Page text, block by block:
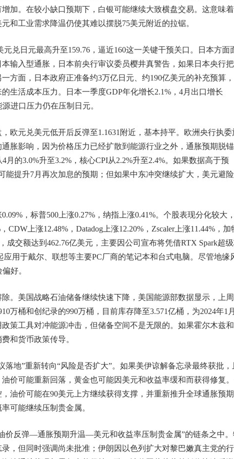
加。在较小缺口预期下，白银可能继续大致横盘交易。这意味
和工业需求降温仍使其难以摆脱75美元附近的拉锯。
兑日元最高升至159.76，逼近160这一关键干预关口。日本方面
输入型通胀，日本前央行审议委员樱井真警告，如果日本央行把
方面，日本政府正准备约3万亿日元、约190亿美元的补充预算，
生活成本压力。日本一季度GDP年化增长2.1%，4月出口增长
进口压力仍在压制日元。
欧元兑美元低开后反弹至1.1631附近，基本持平。欧洲央行执委
胀影响，因为价格压力已经扩散到能源行业之外，通胀预期脱
的3.0%升至3.2%，核心CPI从2.2%升至2.4%。如果数据高于预
能提升7月再次加息的预期；但如果中东冲突继续扩大，美元避
，标普500上涨0.27%，纳指上涨0.41%。个股表现分化较大，
CDW上涨12.48%，Datadog上涨12.20%，Zscaler上涨11.44%，加
成交额达到462.76亿美元，主要因公司宣布将凭借RTX Spark超
用于戴尔、联想等主要PC厂商的笔记本和台式电脑。尽管地缘
好。
。美国战略石油储备继续快速下降，美国能源部数据显示，上
万桶和创纪录的990万桶，目前库存降至3.571亿桶，为2024年1月
策工具对冲能源冲击，但储备空间不是无限的。如果霍尔木兹
和货币政策传导。
地”重新转向“风险是否扩大”。如果美伊谅解备忘录最终获批，
价可能重新回落，黄金也可能因美元和收益率缓和而获得修复
油价可能在90美元上方继续获得支撑，并重新推升全球通胀预期
可能继续压制贵金属。
价反弹—通胀预期升温—美元和收益率压制贵金属”的链条之中
，但同时强调尚未批准；伊朗因以色列扩大对黎巴嫩真主党的